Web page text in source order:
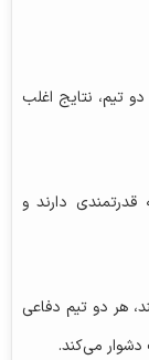
تیم، نتایج اغلب
دارند و
هر دو تیم دفاعی
می‌کند.